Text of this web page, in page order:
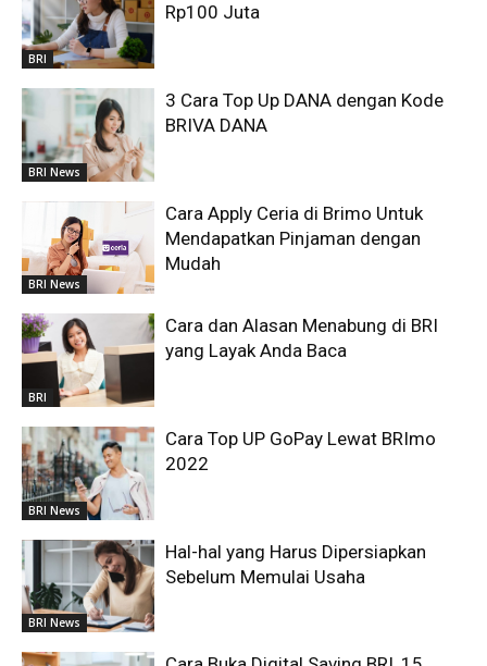
BRI
Rp100 Juta
BRI News
3 Cara Top Up DANA dengan Kode
BRIVA DANA
BRI News
Cara Apply Ceria di Brimo Untuk
Mendapatkan Pinjaman dengan
Mudah
BRI
Cara dan Alasan Menabung di BRI
yang Layak Anda Baca
BRI News
Cara Top UP GoPay Lewat BRImo
2022
BRI News
Hal-hal yang Harus Dipersiapkan
Sebelum Memulai Usaha